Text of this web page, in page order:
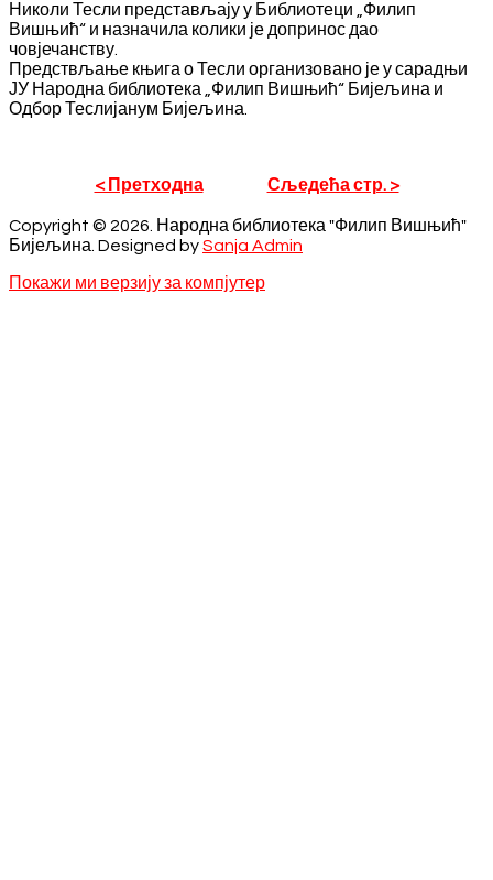
Николи Тесли представљају у Библиотеци „Филип
Вишњић“ и назначила колики је допринос дао
човјечанству.
Предствљање књига о Тесли организовано је у сарадњи
ЈУ Народна библиотека „Филип Вишњић“ Бијељина и
Одбор Теслијанум Бијељина.
< Претходна Сљедећа стр. >
Copyright © 2026. Народна библиотека "Филип Вишњић"
Бијељина. Designed bySanja Admin
Покажи ми верзију за компјутер